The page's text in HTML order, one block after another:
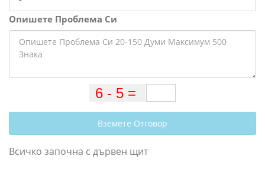
Опишете Проблема Си
Вземете Отговор
Всичко започна с дървен щит